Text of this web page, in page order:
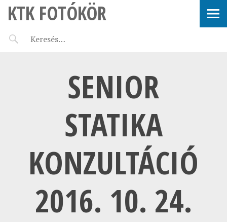
KTK FOTÓKÖR
SENIOR
STATIKA
KONZULTÁCIÓ
2016. 10. 24.